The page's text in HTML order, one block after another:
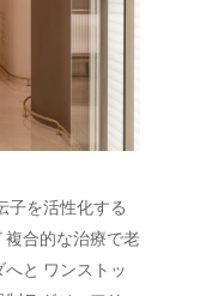
子を活性化する
合的な治療で老
と ワンストッ